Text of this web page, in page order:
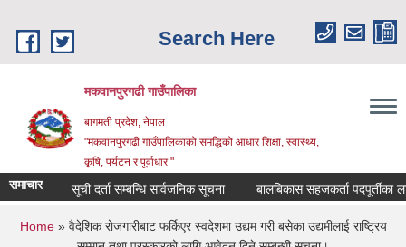
Search Here
मकवानपुरगढी गाउँपालिका
बागमती प्रदेश, नेपाल
"मकवानपुरगढी गाउँपालिकाको समद्धिको आधार शिक्षा, स्‍वास्‍थ्‍य,
कृषि, पर्यटन र पूर्वाधार "
समाचारसूची दर्ता सम्बन्धि सार्वजनिक सूचना बालबिकास सहजकर्ता पदपूर्तीका लागि
You are here
Home» वैदेशिक रोजगारीबाट फर्किएर स्वदेशमा उद्यम गरी बसेका उद्यमीलाई राष्‍ट्रिय